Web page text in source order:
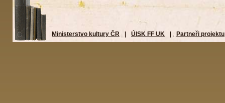
Ministerstvo kultury ČR ÚISK FF UK Partneři projektu